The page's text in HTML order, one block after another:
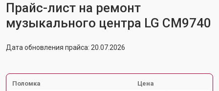
Прайс-лист на ремонт
музыкального центра LG CM9740
Дата обновления прайса: 20.07.2026
Поломка Цена